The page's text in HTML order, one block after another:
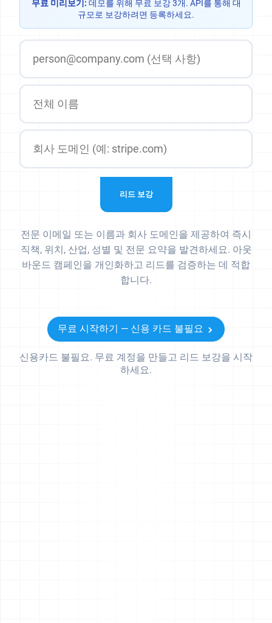
무료 미리보기: 데모를 위해 무료 보강 3개. API를 통해 대
규모로 보강하려면 등록하세요.
리드 보강
전문 이메일 또는 이름과 회사 도메인을 제공하여 즉시
직책, 위치, 산업, 성별 및 전문 요약을 발견하세요. 아웃
바운드 캠페인을 개인화하고 리드를 검증하는 데 적합
합니다.
무료 시작하기 — 신용 카드 불필요
신용카드 불필요. 무료 계정을 만들고 리드 보강을 시작
하세요.